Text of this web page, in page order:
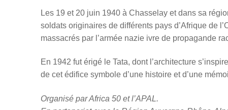
Les 19 et 20 juin 1940 à Chasselay et dans sa
soldats originaires de différents pays d’Afrique de
massacrés par l’armée nazie ivre de propagande
En 1942 fut érigé le Tata, dont l’architecture
de cet édifice symbole d’une histoire et d’une
Organisé par Africa 50 et l’APAL.